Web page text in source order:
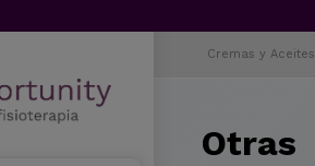
Cremas y Aceites
Otras